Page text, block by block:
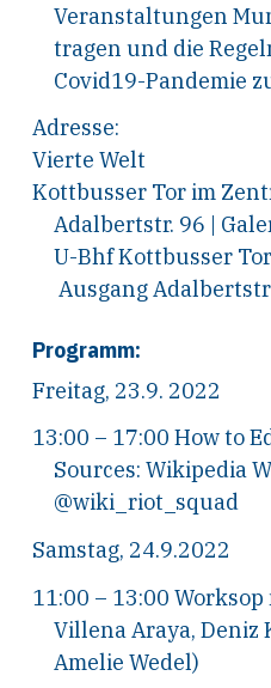
Veranstaltungen
tragen und die
Covid19-Pandemie
Adresse:
Vierte Welt
Kottbusser Tor im
Adalbertstr. 96 |
U-Bhf Kottbusser
Ausgang
Programm:
Freitag, 23.9. 2022
13:00 – 17:00 How to
Sources: Wikipedia
@wiki_riot_squad
Samstag, 24.9.2022
11:00 – 13:00
Villena Araya, Deniz
Amelie Wedel)